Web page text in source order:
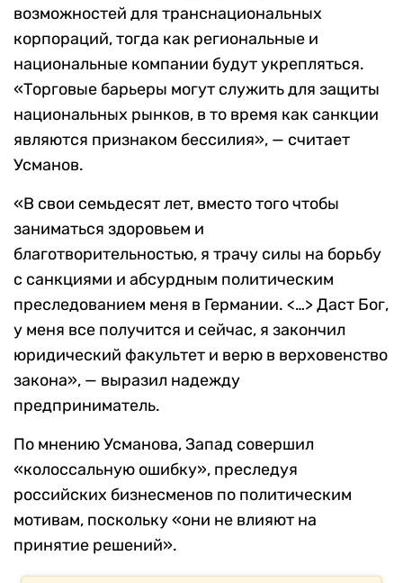
возможностей для транснациональных
корпораций, тогда как региональные и
национальные компании будут укрепляться.
«Торговые барьеры могут служить для защиты
национальных рынков, в то время как санкции
являются признаком бессилия», — считает
Усманов.
«В свои семьдесят лет, вместо того чтобы
заниматься здоровьем и
благотворительностью, я трачу силы на борьбу
с санкциями и абсурдным политическим
преследованием меня в Германии. <…> Даст Бог,
у меня все получится и сейчас, я закончил
юридический факультет и верю в верховенство
закона», — выразил надежду
предприниматель.
По мнению Усманова, Запад совершил
«колоссальную ошибку», преследуя
российских бизнесменов по политическим
мотивам, поскольку «они не влияют на
принятие решений».